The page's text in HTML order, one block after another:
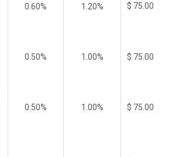
0.60% 1.20% $ 75.00
0.50% 1.00% $ 75.00
0.50% 1.00% $ 75.00